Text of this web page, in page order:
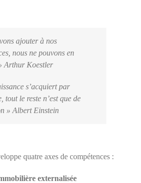
ajouter à nos
nous ne pouvons en
Arthur Koestler
s’acquiert par
tout le reste n’est que de
» Albert Einstein
quatre axes de compétences :
externalisée